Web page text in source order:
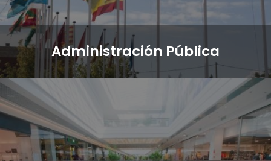
Administración Pública